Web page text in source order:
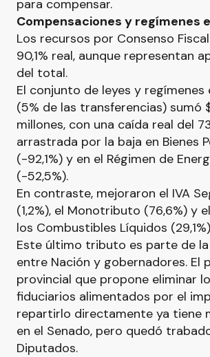
para compensar.
Compensaciones y regímenes
Los recursos por Consenso
90,1% real, aunque representan
del total.
El conjunto de leyes y regímenes
(5% de las transferencias) sumó
millones, con una caída real del
arrastrada por la baja en Bienes
(-92,1%) y en el Régimen de
(-52,5%).
En contraste, mejoraron el IVA
(1,2%), el Monotributo (76,6%) y
los Combustibles Líquidos
Este último tributo es parte de la
entre Nación y gobernadores. El
provincial que propone eliminar
fiduciarios alimentados por el
repartirlo directamente ya tiene
en el Senado, pero quedó
Diputados.